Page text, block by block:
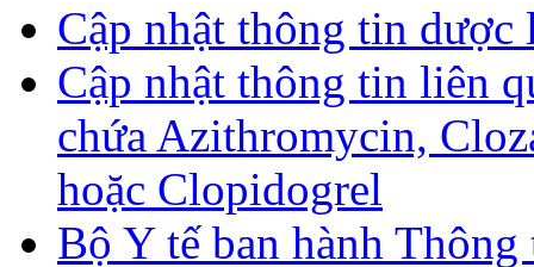
Cập nhật thông tin dược
Cập nhật thông tin liên
chứa Azithromycin,
hoặc Clopidogrel
Bộ Y tế ban hành